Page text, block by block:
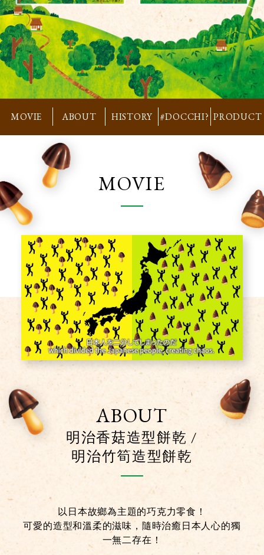
MOVIE ABOUT HISTORY #DOCCHI? PRODUCT
MOVIE
ABOUT
明治香菇造型餅乾 /
明治竹筍造型餅乾
以日本故鄉為主題的巧克力零食！
可愛的造型和溫柔的滋味，隨時治癒日本人心的獨
一無二存在！